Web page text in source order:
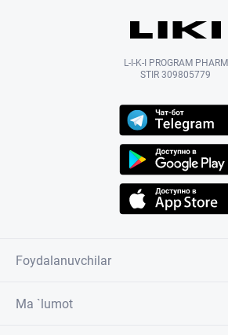
L-I-K-I PROGRAM PHARM
STIR 309805779
Foydalanuvchilar
Ma `lumot